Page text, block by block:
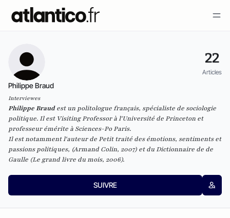
22
Articles
Philippe Braud
Interviewes
Philippe Braudest un politologue français, spécialiste de sociologie
politique. Il est Visiting Professorà l'Université de Princeton et
professeur émérite à Sciences-Po Paris.
Il est notamment l'auteur dePetit traité des émotions, sentiments et
passions politiques, (Armand Colin, 2007) et duDictionnaire de de
Gaulle (Le grand livre du mois, 2006).
SUIVRE